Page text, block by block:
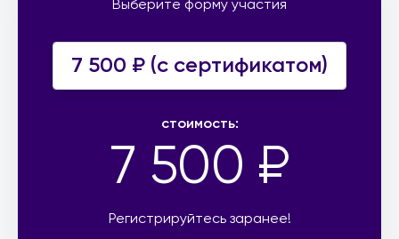
Выберите форму участия
7 500 ₽ (c сертификатом)
стоимость:
7 500 ₽
Регистрируйтесь заранее!